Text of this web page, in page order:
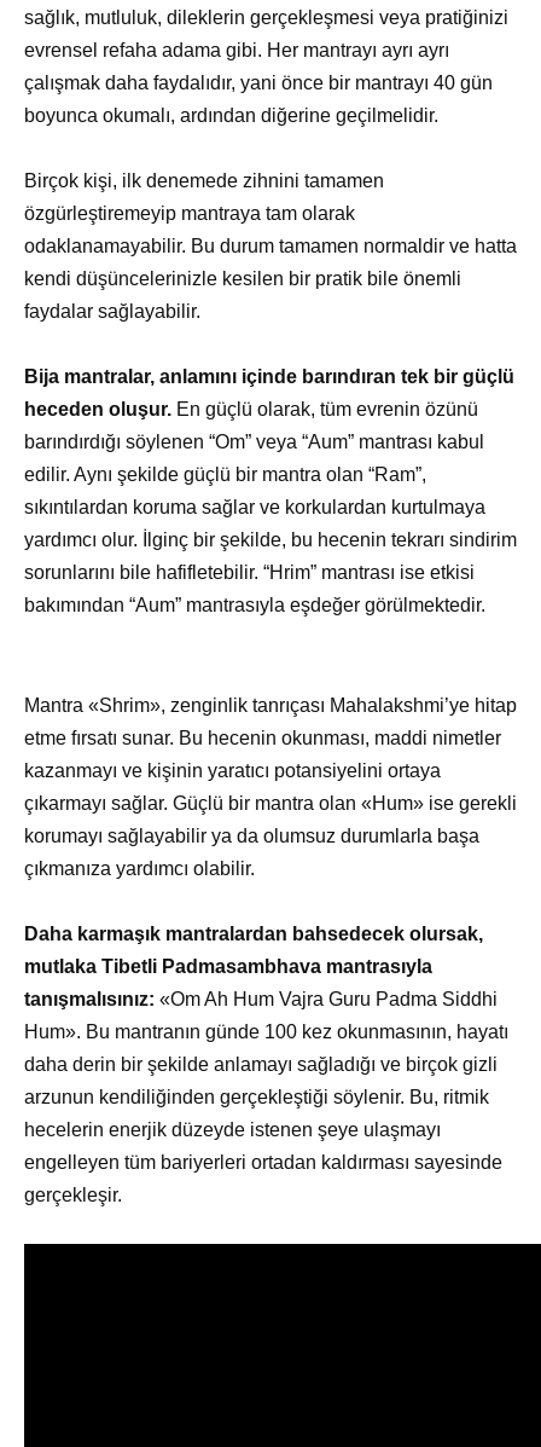
sağlık, mutluluk, dileklerin gerçekleşmesi veya pratiğinizi
evrensel refaha adama gibi. Her mantrayı ayrı ayrı
çalışmak daha faydalıdır, yani önce bir mantrayı 40 gün
boyunca okumalı, ardından diğerine geçilmelidir.
Birçok kişi, ilk denemede zihnini tamamen
özgürleştiremeyip mantraya tam olarak
odaklanamayabilir. Bu durum tamamen normaldir ve hatta
kendi düşüncelerinizle kesilen bir pratik bile önemli
faydalar sağlayabilir.
Bija mantralar, anlamını içinde barındıran tek bir güçlü
heceden oluşur. En güçlü olarak, tüm evrenin özünü
barındırdığı söylenen “Om” veya “Aum” mantrası kabul
edilir. Aynı şekilde güçlü bir mantra olan “Ram”,
sıkıntılardan koruma sağlar ve korkulardan kurtulmaya
yardımcı olur. İlginç bir şekilde, bu hecenin tekrarı sindirim
sorunlarını bile hafifletebilir. “Hrim” mantrası ise etkisi
bakımından “Aum” mantrasıyla eşdeğer görülmektedir.
Mantra «Shrim», zenginlik tanrıçası Mahalakshmi’ye hitap
etme fırsatı sunar. Bu hecenin okunması, maddi nimetler
kazanmayı ve kişinin yaratıcı potansiyelini ortaya
çıkarmayı sağlar. Güçlü bir mantra olan «Hum» ise gerekli
korumayı sağlayabilir ya da olumsuz durumlarla başa
çıkmanıza yardımcı olabilir.
Daha karmaşık mantralardan bahsedecek olursak,
mutlaka Tibetli Padmasambhava mantrasıyla
tanışmalısınız: «Om Ah Hum Vajra Guru Padma Siddhi
Hum». Bu mantranın günde 100 kez okunmasının, hayatı
daha derin bir şekilde anlamayı sağladığı ve birçok gizli
arzunun kendiliğinden gerçekleştiği söylenir. Bu, ritmik
hecelerin enerjik düzeyde istenen şeye ulaşmayı
engelleyen tüm bariyerleri ortadan kaldırması sayesinde
gerçekleşir.